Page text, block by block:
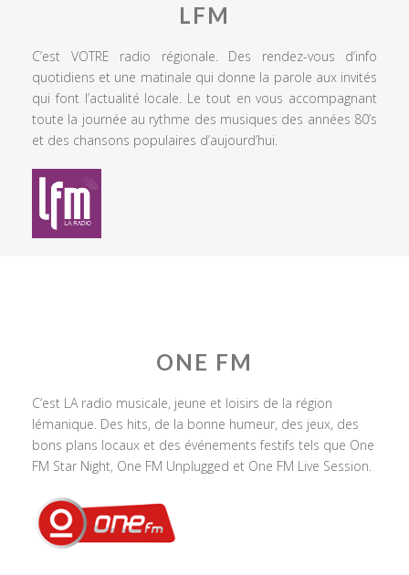
LFM
C’est VOTRE radio régionale. Des rendez-vous d’info
quotidiens et une matinale qui donne la parole aux invités
qui font l’actualité locale. Le tout en vous accompagnant
toute la journée au rythme des musiques des années 80’s
et des chansons populaires d’aujourd’hui.
ONE FM
C’est LA radio musicale, jeune et loisirs de la région
lémanique. Des hits, de la bonne humeur, des jeux, des
bons plans locaux et des événements festifs tels que One
FM Star Night, One FM Unplugged et One FM Live Session.